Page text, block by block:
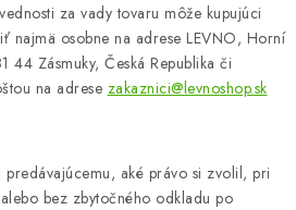
za vady tovaru môže kupujúci
najmä osobne na adrese LEVNO, Horní
44 Zásmuky, Česká Republika či
na adrese zakaznici@levnoshop.sk
predávajúcemu, aké právo si zvolil, pri
bez zbytočného odkladu po